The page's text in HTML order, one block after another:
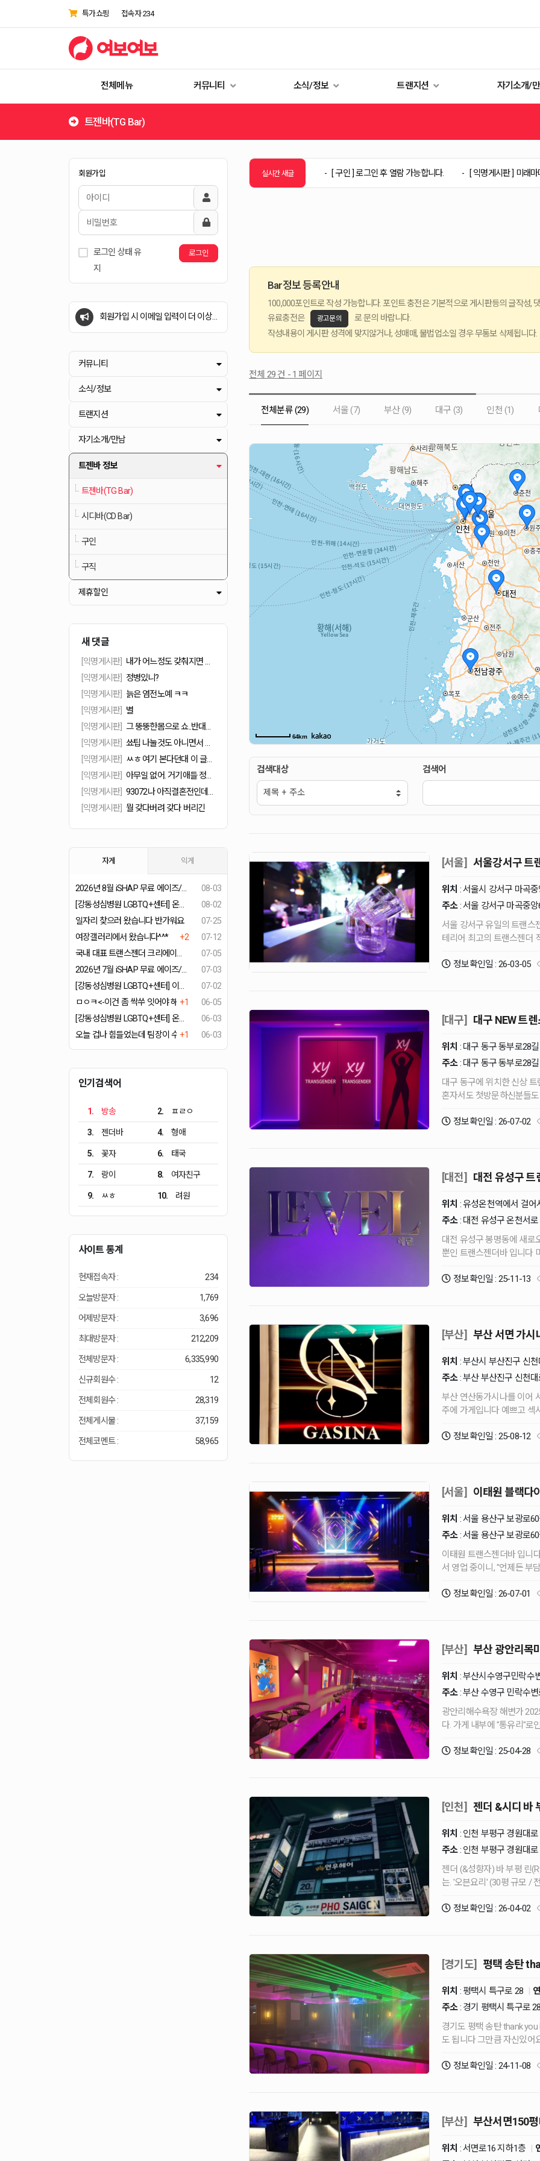
특가쇼핑 접속자 234
전체메뉴 커뮤니티 소식/정보 트랜지션 자기소개/
트젠바(TG Bar)
LOGIN
회원가입
로그인 상태 유
지
로그인
[임시정책]DDoS공격으로 인해 한국
필요하지 않습니다 (2025.05.16 시행)
성별확정 의료진 Q&A 게시판은 이번
달(2024-06-30) 까지만 운영됩니다.
커뮤니티
소식/정보
트랜지션
자기소개/만남
트젠바 정보
트젠바(TG Bar)
시디바(CD Bar)
구인
구직
제휴할인
새 댓글
[익명게시판] 내가 어느정도 갖춰지면 가고싶은데 가도 되는데 당장 아무데나 들어가서 일하는게 좋아. 일구하는게 우선이면 여기저기 추라이 넣어봐야지, 거기서 다 널 쓴다는 보장도 없는데...구인 가게들도 지원한다고 다 써주는게 아니야.얼굴보고 능력보고 쓰는거야. 쓸만한 애가 지원을 안하니 계속 구하는거고... 일단 붙는데 들어가.그리고 손님 없을 정도면 사람 구하지도 않는다. 월급이 나가니깐...그 월급 아까워서 한두명으로 돌리는 가게도 얼마나 많은데
[익명게시판] 정병있니?
[익명게시판] 늙은 염전노예 ㅋㅋ
[익명게시판] 별
[익명게시판] 그 뚱뚱한몸으로 쇼..반대로 손님이 팁 받아야대 ㅋㅋㅋ
[익명게시판] 쑈팁 나눌것도 아니면서 왜 생색을 낸대?어떻게 보면 팁 총량의 법칙에 의해 남이 벌돈 홀랑 먹눈건데 미안해해야지
[익명게시판] ㅆㅎ 여기 본다던대 이 글도 볼듯.새겨들을 말은 좀 새겨듣길.
[익명게시판] 아무일 없어. 거기애들 정신병자 망상글 한두번이야?
[익명게시판] 93072나 아직결혼전인데 넌 한거야?아줌마 글이라고판단될정도로? 그런데 나 안영석님 좋아
[익명게시판] 뭘 갖다버려 갖다 버리긴
자게 익게
2026년 8월 iSHAP 무료 에이즈/종합성병 검사일정
08-03
[강동성심병원 LGBTQ+센터] 온라인 성소수자 건강강좌 시리즈 '스마트Q' - “트랜지션 여정 속 내 마음 돌보는 법 - 트랜지션에 따른 심리적 변화 및 심리상담의 역할"
08-02
일자리 찾으러 왔습니다 반가워요
07-25
+2
여장갤러리에서 왔습니다^^*
07-12
국내 대표 트랜스젠더 크리에이터들이 뭉쳤다! 꽃자X쎄히 예능 채널 TG걸스
07-05
2026년 7월 iSHAP 무료 에이즈/종합성병 검사일정
07-03
[강동성심병원 LGBTQ+센터] 이번 달은 한국성소수자의료연구회 강의로 진행합니다! KALM 오픈세미나 26년 7월 강의 안내
07-02
+1
ㅁㅇㅋ<-이건 좀 싹쑤 잇어야 해주나여...?
06-05
[강동성심병원 LGBTQ+센터] 온라인 성소수자 건강강좌 시리즈 '스마트Q' - “목소리를 넘어 -- 음성 여성화 수술의 발전과 미래"
06-03
+1
오늘 겁나 힘들었는데 팀장이 수고했다며 06-03
인기검색어
1. 방송 2. ㅍㄹㅇ
3. 젠더바 4. 형애
5. 꽃자 6. 태국
7. 랑이 8. 여자친구
9. ㅆㅎ 10. 려원
사이트 통계
현재접속자 :
234
오늘방문자 :
1,769
어제방문자 :
3,696
최대방문자 :
212,209
전체방문자 :
6,335,990
신규회원수 :
12
전체회원수 :
28,319
전체게시물 :
37,159
전체코멘트 :
58,965
실시간 새글[ 구인 ] 로그인 후 열람 가능합니다. [ 익명게시판 ] 미래마마 드라마
Bar정보 등록안내
100,000포인트로 작성 가능합니다. 포인트 충전은 기본적으로 게시판등의 글작성,
유료충전은
광고문의
로 문의 바랍니다.
작성내용이 게시판 성격에 맞지않거나, 성매매, 불법업소일 경우 무통보 삭제됩니다.
전체 29 건 - 1 페이지
전체분류 (29) 서울 (7) 부산 (9) 대구 (3) 인천 (1)
64km
검색대상 검색어
[서울] 서울강서구 트
위치 : 서울시 강서구 마곡
주소: 서울 강서구 마곡중
서울 강서구 유일의 트랜스젠더BAR "여자친구" 입니다 3고 1저의
테리어 최고의 트랜스젠더 직원들 최고의 SHOW 최저가 주대 특별할인 : 새벽3시부터 ~
정보확인일 : 26-03-05
[대구] 대구 NEW 트
위치 : 대구 동구 동부로28
주소: 대구 동구 동부로28
대구 동구에 위치한 신상
혼자서도 첫방문하신분들
정보확인일 : 26-07-02
[대전] 대전 유성구 트
위치 : 유성온천역에서 걸어
주소: 대전 유성구 온천서로
대전 유성구 봉명동에 새로오픈한
뿐인 트랜스젠더바 입니다 미모과 코믹과 쉬멜부터 완트까지 다양하구요 남녀노소 미성
정보확인일 : 25-11-13
[부산] 부산 서면 가시
위치 : 부산시 부산진구 신
주소: 부산 부산진구 신천
부산 연산동가시나를 이어 서면 가시나 2호점
주에 가게입니다 예쁘고 섹시한 젠더 아가씨들의 공연 쇼 노래 위치는 : 서면 1번가 이며
정보확인일 : 25-08-12
[서울] 이태원 블랙다
위치 : 서울 용산구 보광로
주소: 서울 용산구 보광로
이태원 트랜스젠더바 입니다. 쾌적한 룸, 홀 노래방 시설 완비! '연중무휴' 밝은 분
서 영업 중이니, "
정보확인일 : 26-07-01
[부산] 부산 광안리목
위치 : 부산시수영구민락수
주소: 부산 수영구 민락수
광안리해수욕장 해변가
다. 가게 내부에 "통유리"로
추신 우리나라 …
정보확인일 : 25-04-28
[인천] 젠더 &시디 바
위치 : 인천 부평구 경원대
주소: 인천 부평구 경원대로
젠더 (&성향자) 바 부평 린(Rynn) - 다양한 연령대와 성향자 객층 ※ 다양한
는. '오븐요리' (30평 규모 / 전층사용 / 엘리베이터有 / 메인상권 & 숙박업소 인접) - 주소 :
정보확인일 : 26-04-02
[경기도] 평택 송탄
위치 : 평택시 특구로 28 |
주소: 경기 평택시 특구로
경기도 평택 송탄 thank you bar 예요 수질이 다르다고 보시면 되
도 됩니다 그만큼
정보확인일 : 24-11-08
[부산] 부산서면150
위치 : 서면로16 지하1층 |